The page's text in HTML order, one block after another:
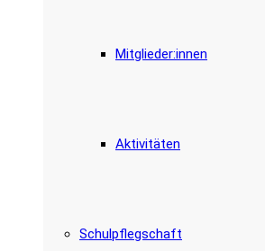
Mitglieder:innen
Aktivitäten
Schulpflegschaft